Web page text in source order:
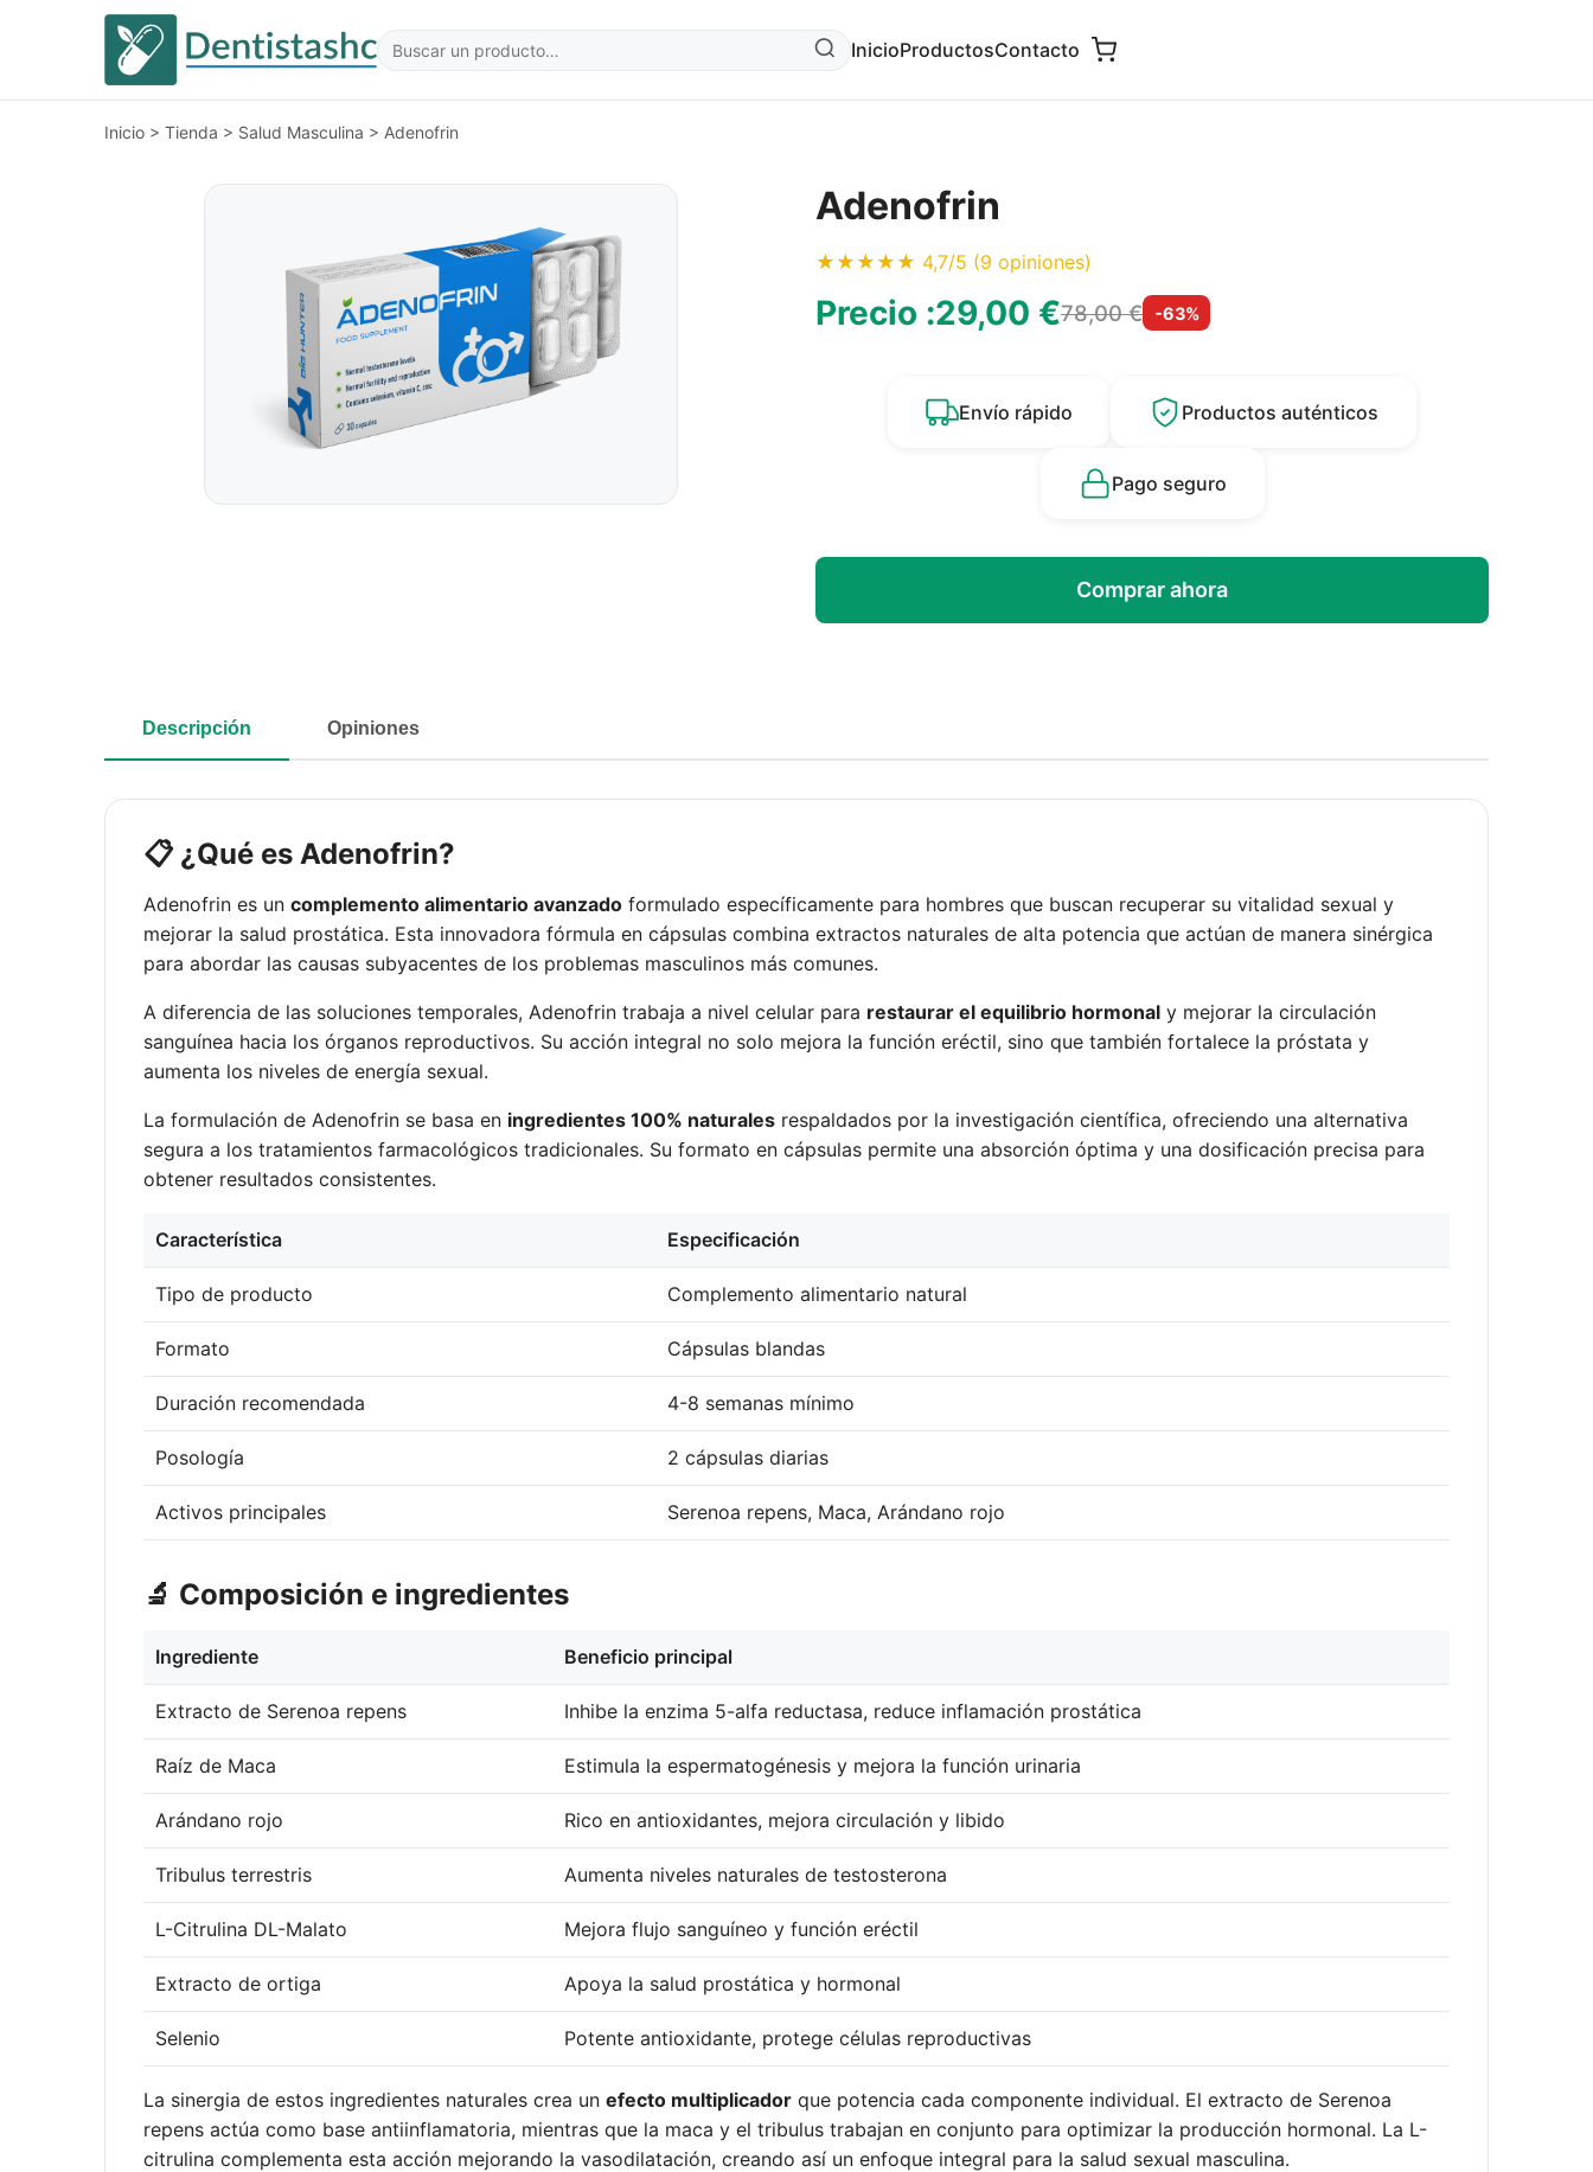
InicioProductosContacto
Inicio > Tienda > Salud Masculina > Adenofrin
Adenofrin
★★★★★ 4,7/5 (9 opiniones)
Precio :29,00 €78,00 € -63%
Envío rápido Productos auténticos
Pago seguro
Comprar ahora
Descripción Opiniones
📋 ¿Qué es Adenofrin?
Adenofrin es un complemento alimentario avanzado formulado específicamente para hombres que buscan recuperar su vitalidad sexual y
mejorar la salud prostática. Esta innovadora fórmula en cápsulas combina extractos naturales de alta potencia que actúan de manera sinérgica
para abordar las causas subyacentes de los problemas masculinos más comunes.
A diferencia de las soluciones temporales, Adenofrin trabaja a nivel celular para restaurar el equilibrio hormonal y mejorar la circulación
sanguínea hacia los órganos reproductivos. Su acción integral no solo mejora la función eréctil, sino que también fortalece la próstata y
aumenta los niveles de energía sexual.
La formulación de Adenofrin se basa en ingredientes 100% naturales respaldados por la investigación científica, ofreciendo una alternativa
segura a los tratamientos farmacológicos tradicionales. Su formato en cápsulas permite una absorción óptima y una dosificación precisa para
obtener resultados consistentes.
Característica Especificación
Tipo de producto Complemento alimentario natural
Formato Cápsulas blandas
Duración recomendada 4-8 semanas mínimo
Posología 2 cápsulas diarias
Activos principales Serenoa repens, Maca, Arándano rojo
🔬 Composición e ingredientes
Ingrediente Beneficio principal
Extracto de Serenoa repens Inhibe la enzima 5-alfa reductasa, reduce inflamación prostática
Raíz de Maca Estimula la espermatogénesis y mejora la función urinaria
Arándano rojo Rico en antioxidantes, mejora circulación y libido
Tribulus terrestris Aumenta niveles naturales de testosterona
L-Citrulina DL-Malato Mejora flujo sanguíneo y función eréctil
Extracto de ortiga Apoya la salud prostática y hormonal
Selenio Potente antioxidante, protege células reproductivas
La sinergia de estos ingredientes naturales crea un efecto multiplicador que potencia cada componente individual. El extracto de Serenoa
repens actúa como base antiinflamatoria, mientras que la maca y el tribulus trabajan en conjunto para optimizar la producción hormonal. La L-
citrulina complementa esta acción mejorando la vasodilatación, creando así un enfoque integral para la salud sexual masculina.